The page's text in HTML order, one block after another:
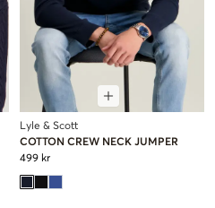
Lyle & Scott
COTTON CREW NECK JUMPER
499 kr